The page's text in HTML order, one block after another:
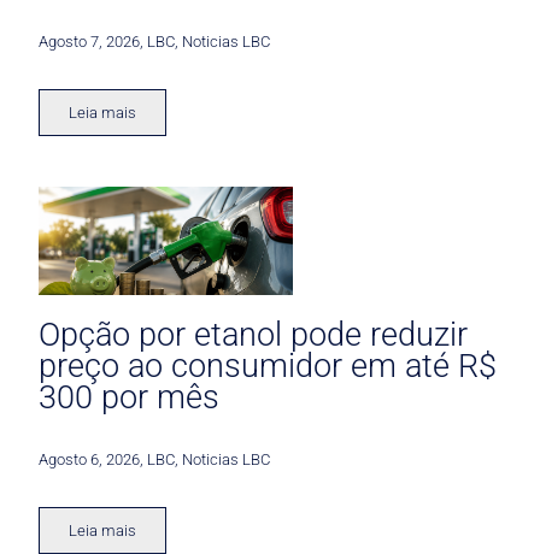
Agosto 7, 2026 LBC Noticias LBC
Leia mais
Opção por etanol pode reduzir
preço ao consumidor em até R$
300 por mês
Agosto 6, 2026 LBC Noticias LBC
Leia mais